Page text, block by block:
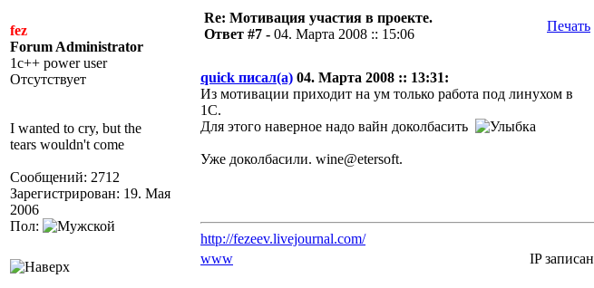
fez
Forum Administrator
1c++ power user
Отсутствует
I wanted to cry, but the
tears wouldn't come
Сообщений: 2712
Зарегистрирован: 19. Мая
2006
Пол:
Re: Мотивация участия в проекте.
Ответ #7 - 04. Марта 2008 :: 15:06
Печать
quick писал(а) 04. Марта 2008 :: 13:31:
Из мотивации приходит на ум только работа под линухом в
1С.
Для этого наверное надо вайн доколбасить
Уже доколбасили. wine@etersoft.
http://fezeev.livejournal.com/
www
IP записан